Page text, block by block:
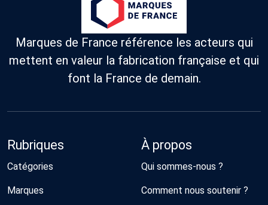
Marques de France référence les acteurs qui
mettent en valeur la fabrication française et qui
font la France de demain.
Rubriques
Catégories
Marques
À propos
Qui sommes-nous ?
Comment nous soutenir ?